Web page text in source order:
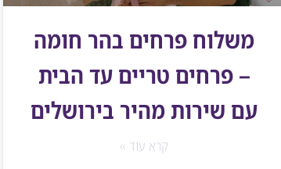
משלוח פרחים בהר חומה
– פרחים טריים עד הבית
עם שירות מהיר בירושלים
קרא עוד »